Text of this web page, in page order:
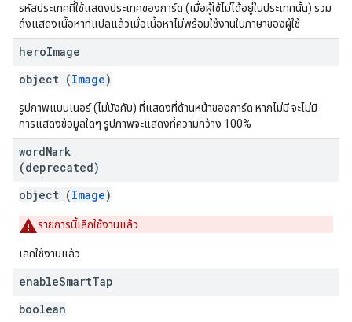
รหัสประเทศที่ใช้แสดงประเทศของการ์ด (เมื่อผู้ใช้ไม่ได้อยู่ในประเทศนั้น) รวม
ถึงแสดงเนื้อหาที่แปลแล้วเมื่อเนื้อหาไม่พร้อมใช้งานในภาษาของผู้ใช้
heroImage
object (Image)
รูปภาพแบนเนอร์ (ไม่บังคับ) ที่แสดงที่ด้านหน้าของการ์ด หากไม่มี จะไม่มี
การแสดงข้อมูลใดๆ รูปภาพจะแสดงที่ความกว้าง 100%
wordMark
(deprecated)
object (Image)
รายการนี้เลิกใช้งานแล้ว
เลิกใช้งานแล้ว
enableSmartTap
boolean